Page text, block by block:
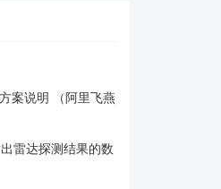
案说明 （阿里飞燕
雷达探测结果的数